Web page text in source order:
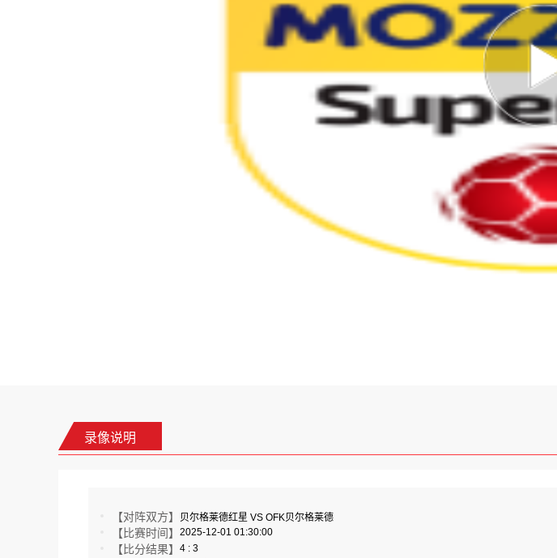
录像说明
【对阵双方】 贝尔格莱德红星 VS OFK贝尔格莱德
【比赛时间】 2025-12-01 01:30:00
【比分结果】 4 : 3